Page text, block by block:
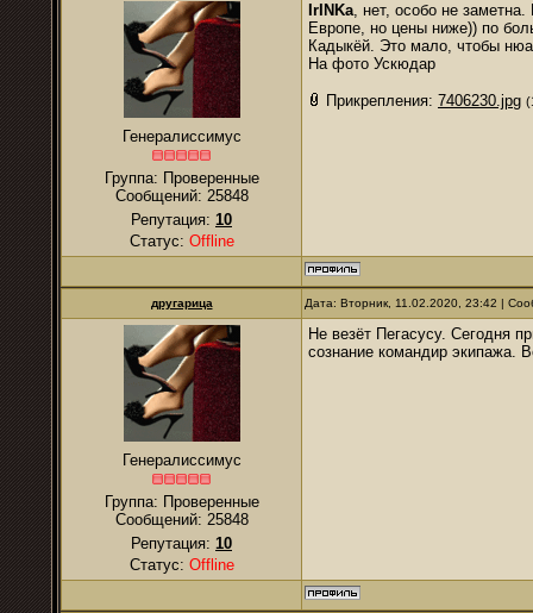
Генералиссимус
Группа: Проверенные
Сообщений: 25848
Репутация: 10
Статус: Offline
IrINKa, нет, особо не
Европе, но цены ниже)) по
Кадыкёй. Это мало, чтобы
На фото Ускюдар
Прикрепления: 7406230.jpg
другарица Дата: Вторник, 11.02.2020, 23:42 |
Генералиссимус
Группа: Проверенные
Сообщений: 25848
Репутация: 10
Статус: Offline
Не везёт Пегасусу. Сегодня
сознание командир экипажа.